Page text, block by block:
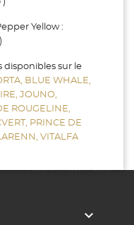
Yellow :
disponibles sur le
BLUE WHALE,
JOUNO,
ROUGELINE,
PRINCE DE
VITALFA
